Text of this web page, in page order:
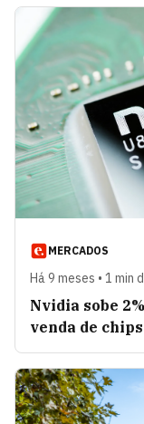
MERCADOS
Há 9 meses • 1 min
Nvidia sobe
venda de